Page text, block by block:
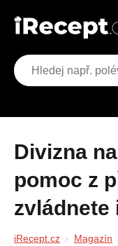
Divizna na bolest uší: jemná
pomoc z
zvládnete
iRecept.cz Magazín